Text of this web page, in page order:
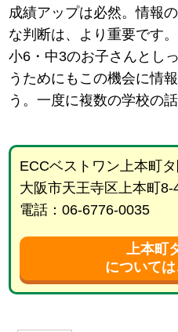
成績アップは必然。情報
な判断は、より重要です。
小6・中3のお子さんとし
うためにもこの機会に情
う。一度に複数の学校の
ECCベストワン上本町
大阪市天王寺区上本町
電話：06-6776-0035
上本町
について